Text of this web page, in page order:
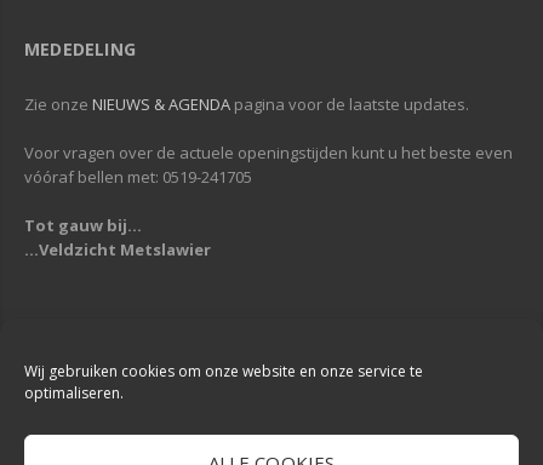
Wij gebruiken cookies om onze website en onze service te
optimaliseren.
MEDEDELING
Zie onze NIEUWS & AGENDA pagina voor de laatste updates.
Voor vragen over de actuele openingstijden kunt u het beste even
vóóraf bellen met: 0519-241705
Tot gauw bij...
...Veldzicht Metslawier
| Webdesign & Development -DigiReus